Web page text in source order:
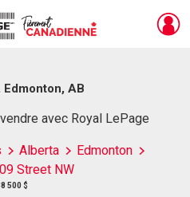
AB
avec Royal LePage
Alberta
Edmonton
Street NW
500 $